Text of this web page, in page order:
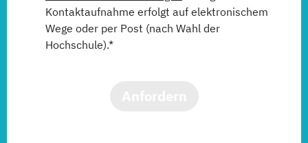
Kontaktaufnahme erfolgt auf elektronischem
Wege oder per Post (nach Wahl der
Hochschule).*